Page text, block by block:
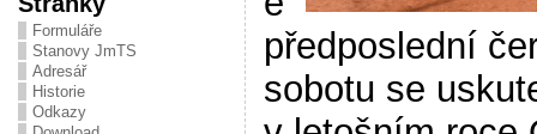
Formuláře
Stanovy JmTS
Adresář
Historie
Odkazy
předposlední
sobotu se